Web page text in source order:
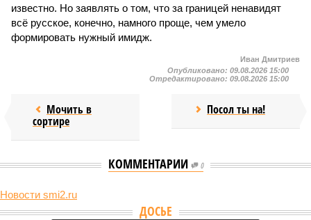
известно. Но заявлять о том, что за границей ненавидят
всё русское, конечно, намного проще, чем умело
формировать нужный имидж.
Иван Дмитриев
Опубликовано: 09.08.2026 15:00
Отредактировано: 09.08.2026 15:00
Мочить в
сортире
Посол ты на!
КОММЕНТАРИИ 0
Новости smi2.ru
ДОСЬЕ